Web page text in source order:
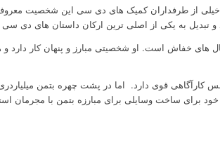
طرفداران کمیک های دی سی این شخصیت معروف
های خفاش است. او شخصیتی مبارز و پنهان کار
کارآگاهی قوی دارد. اما در پشت چهره بتمن
ساخت وسایلی برای مبارزه بتمن با مجرمان